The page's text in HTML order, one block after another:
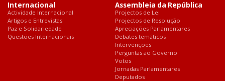
Internacional
Actividade Internacional
Artigos e Entrevistas
Paz e Solidariedade
Questões Internacionais
Assembleia da República
Projectos de Lei
Projectos de Resolução
Apreciações Parlamentares
Debates temáticos
Intervenções
Perguntas ao Governo
Votos
Jornadas Parlamentares
Deputados